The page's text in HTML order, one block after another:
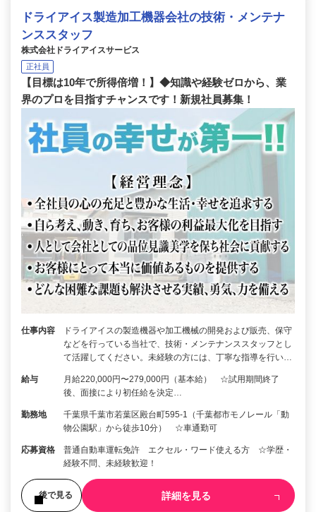
ドライアイス製造加工機器会社の技術・メンテナ
ンススタッフ
株式会社ドライアイスサービス
正社員
【目標は10年で所得倍増！】◆知識や経験ゼロから、業
界のプロを目指すチャンスです！新規社員募集！
仕事内容
ドライアイスの製造機器や加工機械の開発および販売、保守
などを行っている当社で、技術・メンテナンススタッフとし
て活躍してください。未経験の方には、丁寧な指導を行い…
給与
月給220,000円〜279,000円（基本給） ☆試用期間終了
後、面接により初任給を決定…
勤務地
千葉県千葉市若葉区殿台町595-1（千葉都市モノレール「動
物公園駅」から徒歩10分） ☆車通勤可
応募資格
普通自動車運転免許 エクセル・ワード使える方 ☆学歴・
経験不問、未経験歓迎！
後で見る 詳細を見る